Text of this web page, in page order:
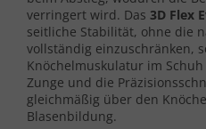
verringert wird. Das 3D Flex
seitliche Stabilität, ohne die
vollständig einzuschränken,
Knöchelmuskulatur im
Zunge und die
gleichmäßig über den
Blasenbildung.